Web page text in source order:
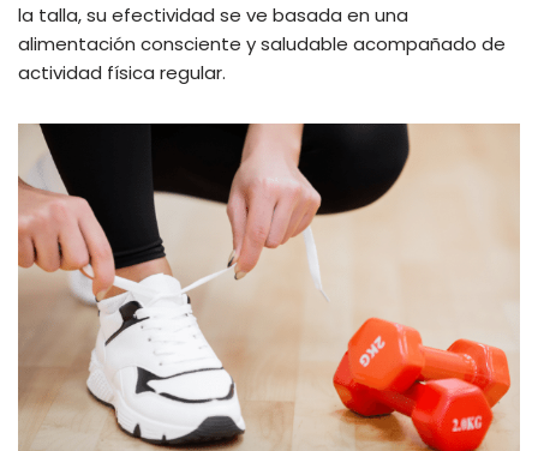
la talla, su efectividad se ve basada en una
alimentación consciente y saludable acompañado de
actividad física regular.